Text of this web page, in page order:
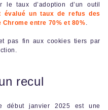
taux d’adoption d’un outil
évalué un taux de refus des
entre 70% et 80%.
pas fin aux cookies tiers par
recul
début janvier 2025 est une